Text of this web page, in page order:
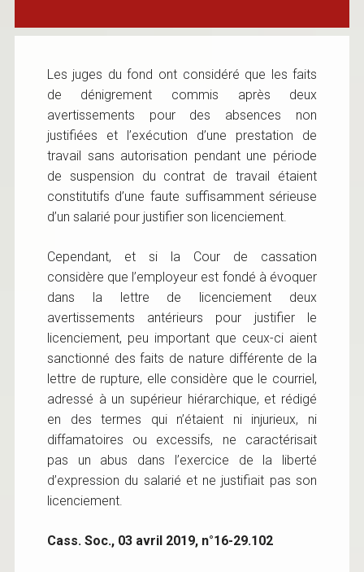
Les juges du fond ont considéré que les faits
de dénigrement commis après deux
avertissements pour des absences non
justifiées et l’exécution d’une prestation de
travail sans autorisation pendant une période
de suspension du contrat de travail étaient
constitutifs d’une faute suffisamment sérieuse
d’un salarié pour justifier son licenciement.
Cependant, et si la Cour de cassation
considère que l’employeur est fondé à évoquer
dans la lettre de licenciement deux
avertissements antérieurs pour justifier le
licenciement, peu important que ceux-ci aient
sanctionné des faits de nature différente de la
lettre de rupture, elle considère que le courriel,
adressé à un supérieur hiérarchique, et rédigé
en des termes qui n’étaient ni injurieux, ni
diffamatoires ou excessifs, ne caractérisait
pas un abus dans l’exercice de la liberté
d’expression du salarié et ne justifiait pas son
licenciement.
Cass. Soc., 03 avril 2019, n°16-29.102